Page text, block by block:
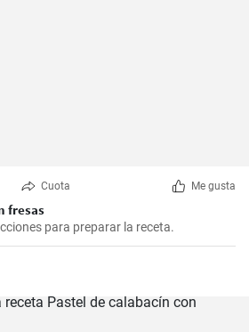
Cuota Me gusta
fresas
para preparar la receta.